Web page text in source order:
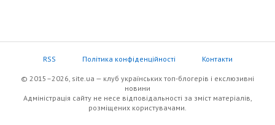
RSS Політика конфіденційності Контакти
© 2015–2026, site.ua — клуб українських топ-блогерів i екслюзивнi
новини
Адміністрація сайту не несе відповідальності за зміст матеріалів,
розміщених користувачами.